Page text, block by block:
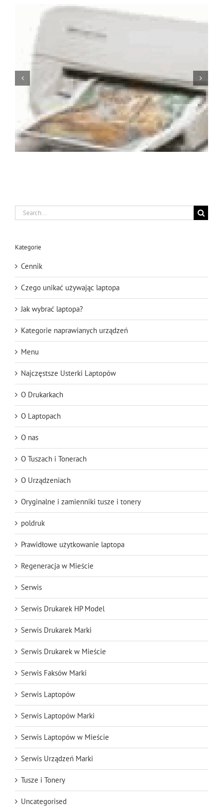
Serwis Hp 1012, Naprawa Hp 1012
Search
for:
Kategorie
Cennik
Czego unikać używając laptopa
Jak wybrać laptopa?
Kategorie naprawianych urządzeń
Menu
Najczęstsze Usterki Laptopów
O Drukarkach
O Laptopach
O nas
O Tuszach i Tonerach
O Urządzeniach
Oryginalne i zamienniki tusze i tonery
poldruk
Prawidłowe użytkowanie laptopa
Regeneracja w Mieście
Serwis
Serwis Drukarek HP Model
Serwis Drukarek Marki
Serwis Drukarek w Mieście
Serwis Faksów Marki
Serwis Laptopów
Serwis Laptopów Marki
Serwis Laptopów w Mieście
Serwis Urządzeń Marki
Tusze i Tonery
Uncategorised